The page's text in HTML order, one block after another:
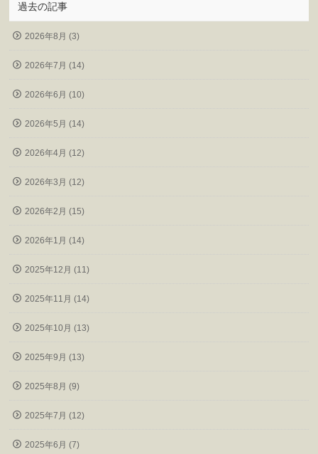
過去の記事
2026年8月 (3)
2026年7月 (14)
2026年6月 (10)
2026年5月 (14)
2026年4月 (12)
2026年3月 (12)
2026年2月 (15)
2026年1月 (14)
2025年12月 (11)
2025年11月 (14)
2025年10月 (13)
2025年9月 (13)
2025年8月 (9)
2025年7月 (12)
2025年6月 (7)